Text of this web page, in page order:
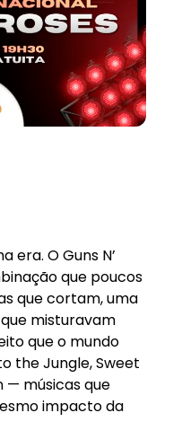
era. O Guns N’
que poucos
que cortam, uma
misturavam
que o mundo
the Jungle, Sweet
— músicas que
impacto da